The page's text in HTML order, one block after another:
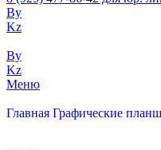
By
Kz
By
Kz
Меню
Главная Графические